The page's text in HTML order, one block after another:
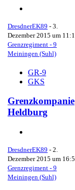
DresdnerEK89 - 3.
Dezember 2015 um
Grenzregiment - 9
Meiningen (Suhl)
GR-9
GKS
Grenzkompanie
Heldburg
DresdnerEK89 - 2.
Dezember 2015 um
Grenzregiment - 9
Meiningen (Suhl)